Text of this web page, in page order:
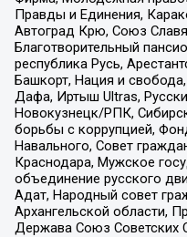
Правды и Единения,
Автоград Крю, Союз
Благотворительный
республика Русь,
Башкорт, Нация и
Дафа, Иртыш Ultras,
Новокузнецк/РПК,
борьбы с коррупцией,
Навального, Совет
Краснодара, Мужское
объединение русского
Адат, Народный совет
Архангельской области,
Держава Союз Советских